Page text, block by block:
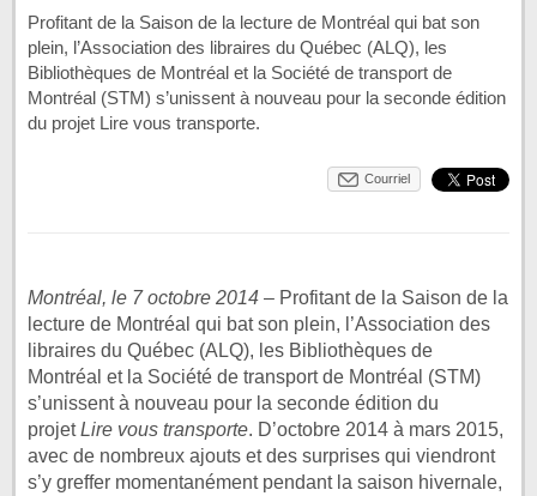
Profitant de la Saison de la lecture de Montréal qui bat son
plein, l’Association des libraires du Québec (ALQ), les
Bibliothèques de Montréal et la Société de transport de
Montréal (STM) s’unissent à nouveau pour la seconde édition
du projet Lire vous transporte.
Courriel
Montréal, le 7 octobre 2014 – Profitant de la Saison de la
lecture de Montréal qui bat son plein, l’Association des
libraires du Québec (ALQ), les Bibliothèques de
Montréal et la Société de transport de Montréal (STM)
s’unissent à nouveau pour la seconde édition du
projetLire vous transporte. D’octobre 2014 à mars 2015,
avec de nombreux ajouts et des surprises qui viendront
s’y greffer momentanément pendant la saison hivernale,